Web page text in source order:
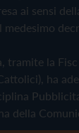
ai sensi
tramite la
ha
della